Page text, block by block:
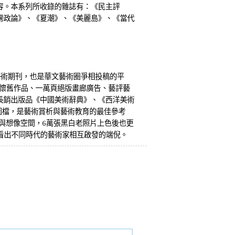
本系列所收錄的雜誌有：《民主評
論》、《夏潮》、《美麗島》、《當代
期刊，也是華文藝術圈爭相投稿的平
舊作品、一萬頁絕版畫廊廣告、藝評藝
出版品《中國美術辭典》、《西洋美術
，是藝術賞析與藝術教育的最佳參考
想像空間，6萬張黑白老照片上色後也更
不同時代的藝術家相互啟發的端倪。